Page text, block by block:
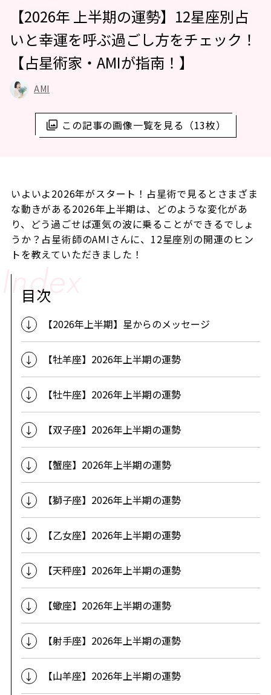
この記事の画像一覧を見る（13枚）
【2026年 上半期の運勢】12星座別占
いと幸運を呼ぶ過ごし方をチェック！
【占星術家・AMIが指南！】
AMI
いよいよ2026年がスタート！占星術で見るとさまざま
な動きがある2026年上半期は、どのような変化があ
り、どう過ごせば運気の波に乗ることができるでしょ
うか？占星術師のAMIさんに、12星座別の開運のヒン
トを教えていただきました！
目次
【2026年上半期】星からのメッセージ
【牡羊座】2026年上半期の運勢
【牡牛座】2026年上半期の運勢
【双子座】2026年上半期の運勢
【蟹座】2026年上半期の運勢
【獅子座】2026年上半期の運勢
【乙女座】2026年上半期の運勢
【天秤座】2026年上半期の運勢
【蠍座】2026年上半期の運勢
【射手座】2026年上半期の運勢
【山羊座】2026年上半期の運勢